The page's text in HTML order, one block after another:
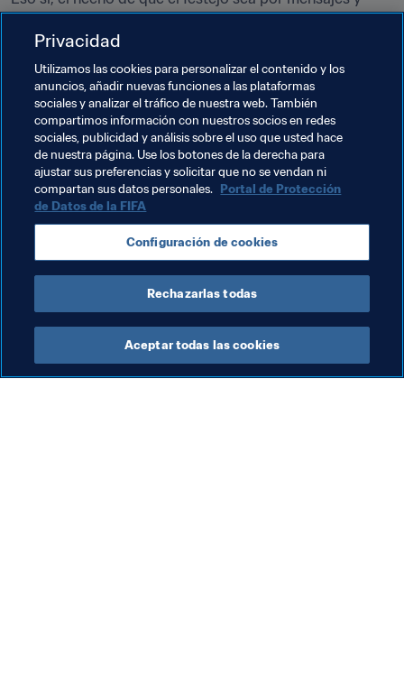
celebración. Así lo confirma Juárez al revelar el nombre
de ese grupo ultra privado. “¡Campeones del Mundo, por
supuesto!”
Temas relacionados
Competiciones México México
Copa Mundial Sub-17 de la FIFA Chile 2015
Concacaf
Privacidad
Utilizamos las cookies para personalizar el contenido y los
anuncios, añadir nuevas funciones a las plataformas
sociales y analizar el tráfico de nuestra web. También
compartimos información con nuestros socios en redes
sociales, publicidad y análisis sobre el uso que usted hace
de nuestra página. Use los botones de la derecha para
ajustar sus preferencias y solicitar que no se vendan ni
compartan sus datos personales. Portal de Protección
de Datos de la FIFA
Configuración de cookies
Rechazarlas todas
Aceptar todas las cookies